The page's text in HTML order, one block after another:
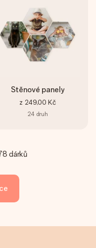
Stěnové panely
z 249,00 Kč
24 druh
dárků